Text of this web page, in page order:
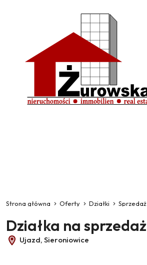
Strona główna Oferty Działki Sprzedaż
Działka na sprzedaż
Ujazd, Sieroniowice